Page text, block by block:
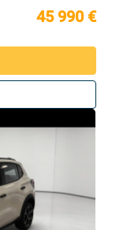
45 990 €